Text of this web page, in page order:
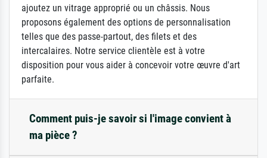
ajoutez un vitrage approprié ou un châssis. Nous
proposons également des options de personnalisation
telles que des passe-partout, des filets et des
intercalaires. Notre service clientèle est à votre
disposition pour vous aider à concevoir votre œuvre d'art
parfaite.
Comment puis-je savoir si l'image convient à
ma pièce ?